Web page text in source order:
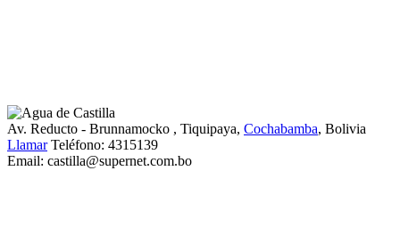
Av. Reducto - Brunnamocko , Tiquipaya, Cochabamba, Bolivia
Llamar Teléfono: 4315139
Email: castilla@supernet.com.bo